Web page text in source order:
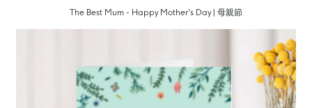
The Best Mum - Happy Mother's Day | 母親節